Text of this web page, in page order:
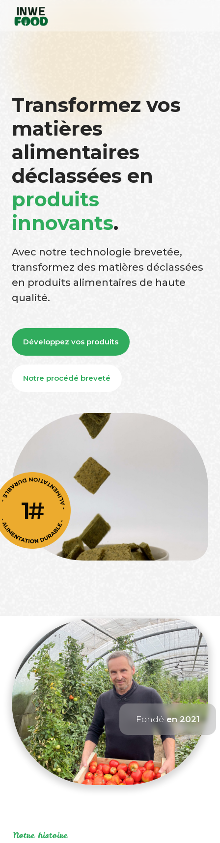
Transformez vos
matières
alimentaires
déclassées en
produits
innovants.
Avec notre technologie brevetée,
transformez des matières déclassées
en produits alimentaires de haute
qualité.
Développez vos produits
Notre procédé breveté
Fondé en 2021
Notre histoire